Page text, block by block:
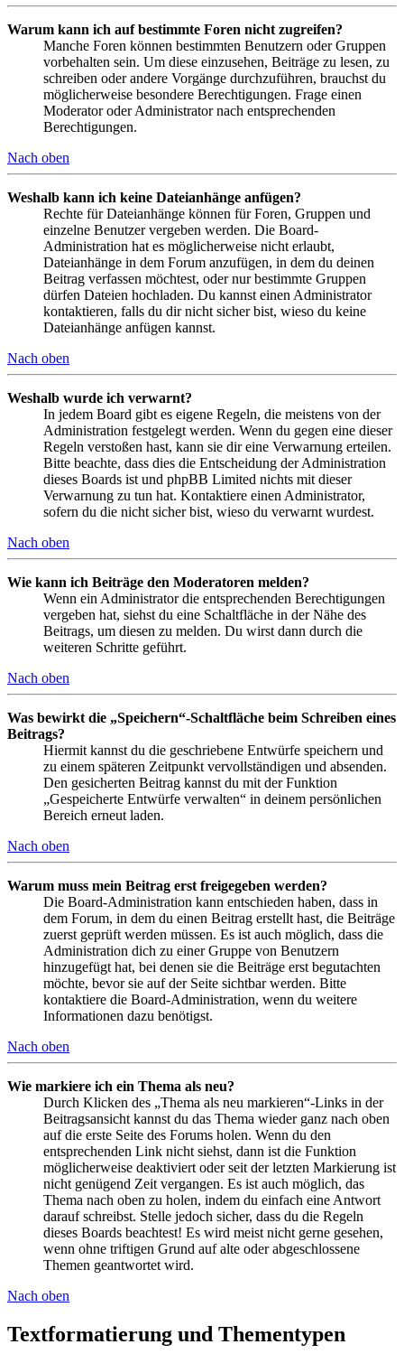
Warum kann ich auf bestimmte Foren nicht zugreifen?
Manche Foren können bestimmten Benutzern oder Gruppen
vorbehalten sein. Um diese einzusehen, Beiträge zu lesen, zu
schreiben oder andere Vorgänge durchzuführen, brauchst du
möglicherweise besondere Berechtigungen. Frage einen
Moderator oder Administrator nach entsprechenden
Berechtigungen.
Nach oben
Weshalb kann ich keine Dateianhänge anfügen?
Rechte für Dateianhänge können für Foren, Gruppen und
einzelne Benutzer vergeben werden. Die Board-
Administration hat es möglicherweise nicht erlaubt,
Dateianhänge in dem Forum anzufügen, in dem du deinen
Beitrag verfassen möchtest, oder nur bestimmte Gruppen
dürfen Dateien hochladen. Du kannst einen Administrator
kontaktieren, falls du dir nicht sicher bist, wieso du keine
Dateianhänge anfügen kannst.
Nach oben
Weshalb wurde ich verwarnt?
In jedem Board gibt es eigene Regeln, die meistens von der
Administration festgelegt werden. Wenn du gegen eine dieser
Regeln verstoßen hast, kann sie dir eine Verwarnung erteilen.
Bitte beachte, dass dies die Entscheidung der Administration
dieses Boards ist und phpBB Limited nichts mit dieser
Verwarnung zu tun hat. Kontaktiere einen Administrator,
sofern du die nicht sicher bist, wieso du verwarnt wurdest.
Nach oben
Wie kann ich Beiträge den Moderatoren melden?
Wenn ein Administrator die entsprechenden Berechtigungen
vergeben hat, siehst du eine Schaltfläche in der Nähe des
Beitrags, um diesen zu melden. Du wirst dann durch die
weiteren Schritte geführt.
Nach oben
Was bewirkt die „Speichern“-Schaltfläche beim Schreiben eines
Beitrags?
Hiermit kannst du die geschriebene Entwürfe speichern und
zu einem späteren Zeitpunkt vervollständigen und absenden.
Den gesicherten Beitrag kannst du mit der Funktion
„Gespeicherte Entwürfe verwalten“ in deinem persönlichen
Bereich erneut laden.
Nach oben
Warum muss mein Beitrag erst freigegeben werden?
Die Board-Administration kann entschieden haben, dass in
dem Forum, in dem du einen Beitrag erstellt hast, die Beiträge
zuerst geprüft werden müssen. Es ist auch möglich, dass die
Administration dich zu einer Gruppe von Benutzern
hinzugefügt hat, bei denen sie die Beiträge erst begutachten
möchte, bevor sie auf der Seite sichtbar werden. Bitte
kontaktiere die Board-Administration, wenn du weitere
Informationen dazu benötigst.
Nach oben
Wie markiere ich ein Thema als neu?
Durch Klicken des „Thema als neu markieren“-Links in der
Beitragsansicht kannst du das Thema wieder ganz nach oben
auf die erste Seite des Forums holen. Wenn du den
entsprechenden Link nicht siehst, dann ist die Funktion
möglicherweise deaktiviert oder seit der letzten Markierung ist
nicht genügend Zeit vergangen. Es ist auch möglich, das
Thema nach oben zu holen, indem du einfach eine Antwort
darauf schreibst. Stelle jedoch sicher, dass du die Regeln
dieses Boards beachtest! Es wird meist nicht gerne gesehen,
wenn ohne triftigen Grund auf alte oder abgeschlossene
Themen geantwortet wird.
Nach oben
Textformatierung und Thementypen